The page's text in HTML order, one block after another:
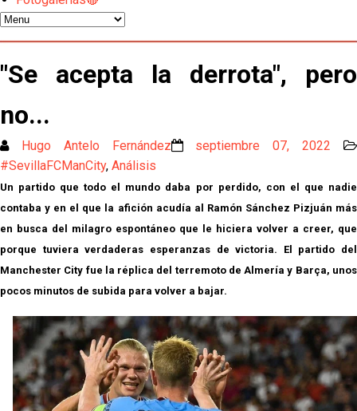
Kochorashvili, seria opción para reforzar el centro
del campo sevillista
El Sevilla FC oficializa la cesión de Rafa Mir al Aris
de Salónica
Juanlu se marcha traspasado al Bournemouth
Emery quiere pescar en el Atleti , el Villareal ya
tiene nuevo portero y el Getafe mueve ficha... Las
últimas novedades del mercado de La Liga
del martes
Odysseas Vlachodimos: “El objetivo es mejorar la
temporada pasada”
El Sevilla FC empieza a inscribir a los nuevos
"Se acepta la derrota", pero
no...
Hugo Antelo Fernández
septiembre 07, 2022
#SevillaFCManCity, Análisis
Un partido que todo el mundo daba por perdido, con el que nadie
contaba y en el que la afición acudía al Ramón Sánchez Pizjuán más
en busca del milagro espontáneo que le hiciera volver a creer, que
porque tuviera verdaderas esperanzas de victoria. El partido del
Manchester City fue la réplica del terremoto de Almería y Barça, unos
pocos minutos de subida para volver a bajar.